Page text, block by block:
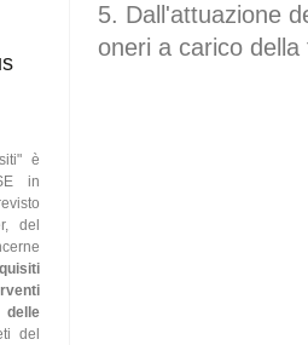
è
in
del
delle
del
5. Dall'attuazione
oneri a carico